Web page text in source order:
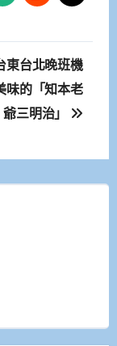
東台北晚班機
味的「知本老
爺三明治」